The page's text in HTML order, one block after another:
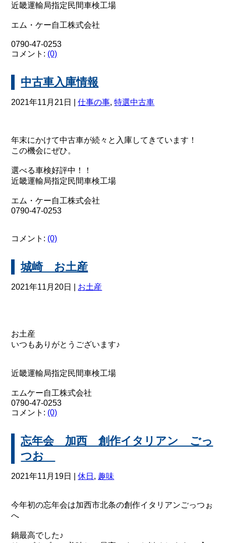
近畿運輸局指定民間車検工場
エム・ケー自工株式会社
0790-47-0253
コメント: (0)
中古車入庫情報
2021年11月21日 |仕事の事,特選中古車
年末にかけて中古車が続々と入庫してきています！
この機会にぜひ。
選べる車検好評中！！
近畿運輸局指定民間車検工場
エム・ケー自工株式会社
0790-47-0253
コメント: (0)
城崎 お土産
2021年11月20日 | お土産
お土産
いつもありがとうございます♪
近畿運輸局指定民間車検工場
エムケー自工株式会社
0790-47-0253
コメント: (0)
忘年会 加西 創作イタリアン ごっ
つお
2021年11月19日 |休日 , 趣味
今年初の忘年会は加西市北条の創作イタリアンごっつぉ
へ
鍋最高でした♪